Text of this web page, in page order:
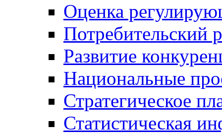
Оценка
Потребительский
Развитие
Национальные
Стратегическое
Статистическая